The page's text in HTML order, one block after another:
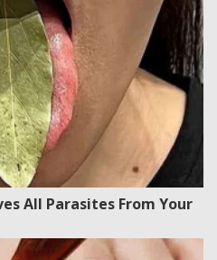
All Parasites From Your